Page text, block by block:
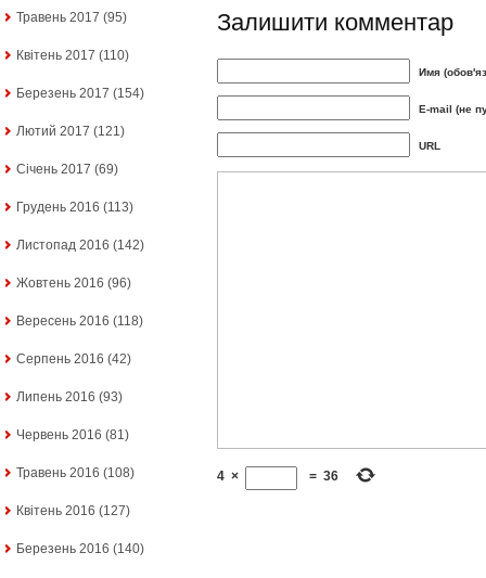
Травень 2017 (95)
Квітень 2017 (110)
Березень 2017 (154)
Лютий 2017 (121)
Січень 2017 (69)
Грудень 2016 (113)
Листопад 2016 (142)
Жовтень 2016 (96)
Вересень 2016 (118)
Серпень 2016 (42)
Липень 2016 (93)
Червень 2016 (81)
Травень 2016 (108)
Квітень 2016 (127)
Березень 2016 (140)
Залишити комментар
Имя
E-mail (не
URL
4 × = 36